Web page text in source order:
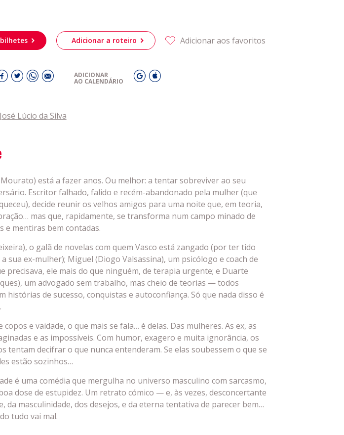
DESPORTO
Adicionar a roteiro Adicionar aos favoritos
ADICIONAR
AO CALENDÁRIO
Lúcio da Silva
Mourato) está a fazer anos. Ou melhor: a tentar sobreviver ao seu
Escritor falhado, falido e recém-abandonado pela mulher (que
decide reunir os velhos amigos para uma noite que, em teoria,
mas que, rapidamente, se transforma num campo minado de
e mentiras bem contadas.
o galã de novelas com quem Vasco está zangado (por ter tido
a sua ex-mulher); Miguel (Diogo Valsassina), um psicólogo e coach de
precisava, ele mais do que ninguém, de terapia urgente; e Duarte
um advogado sem trabalho, mas cheio de teorias — todos
histórias de sucesso, conquistas e autoconfiança. Só que nada disso é
copos e vaidade, o que mais se fala… é delas. Das mulheres. As ex, as
e as impossíveis. Com humor, exagero e muita ignorância, os
tentam decifrar o que nunca entenderam. Se elas soubessem o que se
estão sozinhos…
é uma comédia que mergulha no universo masculino com sarcasmo,
dose de estupidez. Um retrato cómico — e, às vezes, desconcertante
da masculinidade, dos desejos, e da eterna tentativa de parecer bem…
tudo vai mal.